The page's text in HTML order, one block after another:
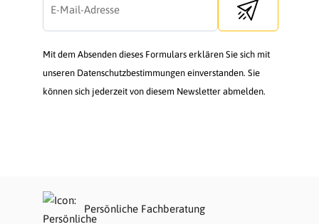
Send newsletter
Mit dem Absenden dieses Formulars erklären Sie sich mit
unseren Datenschutzbestimmungen einverstanden. Sie
können sich jederzeit von diesem Newsletter abmelden.
Persönliche Fachberatung